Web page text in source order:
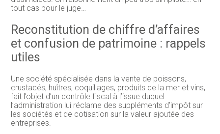
tout cas pour le juge…
Reconstitution de chiffre d’affaires
et confusion de patrimoine : rappels
utiles
Une société spécialisée dans la vente de poissons,
crustacés, huîtres, coquillages, produits de la mer et vins,
fait l’objet d’un contrôle fiscal à l’issue duquel
l’administration lui réclame des suppléments d’impôt sur
les sociétés et de cotisation sur la valeur ajoutée des
entreprises.